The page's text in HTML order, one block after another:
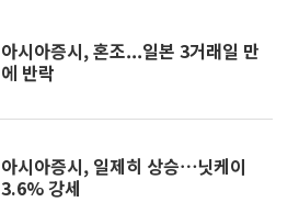
아시아증시, 혼조...일본 3거래일 만
에 반락
아시아증시, 일제히 상승⋯닛케이
3.6% 강세